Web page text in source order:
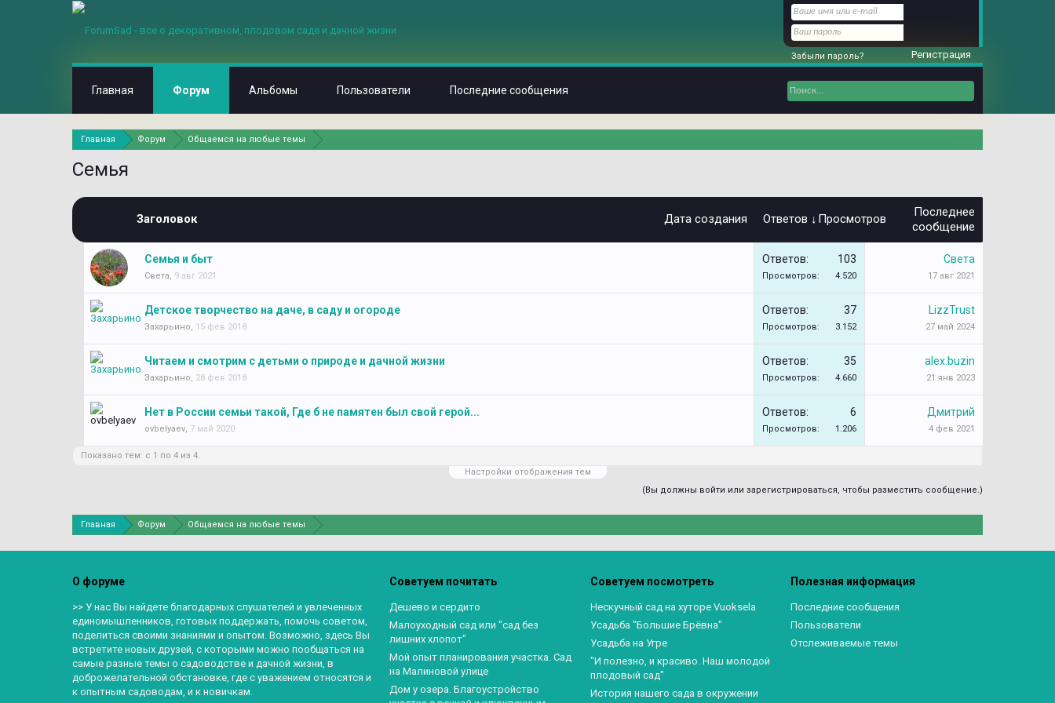
Главная Форум Общаемся на любые темы
Семья
Заголовок Дата создания Ответов ↓ Просмотров
Последнее
сообщение
Семья и быт
Света, 9 авг 2021
Ответов: 103
Просмотров: 4.520
Света
17 авг 2021
Детское творчество на даче, в саду и огороде
Захарьино, 15 фев 2018
Ответов: 37
Просмотров: 3.152
LizzTrust
27 май 2024
Читаем и смотрим с детьми о природе и дачной жизни
Захарьино, 28 фев 2018
Ответов: 35
Просмотров: 4.660
alex.buzin
21 янв 2023
Нет в России семьи такой, Где б не памятен был свой герой...
ovbelyaev, 7 май 2020
Ответов: 6
Просмотров: 1.206
Дмитрий
4 фев 2021
Показано тем: с 1 по 4 из 4.
Настройки отображения тем
(Вы должны войти или зарегистрироваться, чтобы разместить сообщение.)
Главная Форум Общаемся на любые темы
Забыли пароль? Регистрация
Главная Форум Альбомы Пользователи Последние сообщения
О форуме
>> У нас Вы найдете благодарных слушателей и увлеченных
единомышленников, готовых поддержать, помочь советом,
поделиться своими знаниями и опытом. Возможно, здесь Вы
встретите новых друзей, с которыми можно пообщаться на
самые разные темы о садоводстве и дачной жизни, в
доброжелательной обстановке, где с уважением относятся и
к опытным садоводам, и к новичкам.
Советуем почитать
Дешево и сердито
Малоуходный сад или "сад без
лишних хлопот"
Мой опыт планирования участка. Сад
на Малиновой улице
Дом у озера. Благоустройство
Советуем посмотреть
Нескучный сад на хуторе Vuoksela
Усадьба "Большие Брёвна"
Усадьба на Угре
"И полезно, и красиво. Наш молодой
плодовый сад"
История нашего сада в окружении
Полезная информация
Последние сообщения
Пользователи
Отслеживаемые темы